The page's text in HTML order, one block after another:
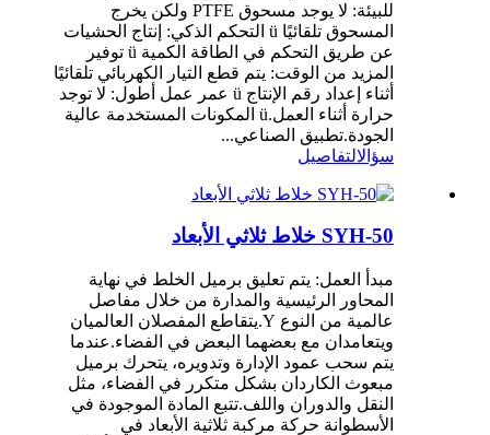
للبيئة: لا يوجد مسحوق PTFE ولكن يخرج
المسحوق تلقائيًا ü التحكم الذكي: إنتاج الحشيات
عن طريق التحكم في الطاقة الكمية ü توفير
المزيد من الوقت: يتم قطع التيار الكهربائي تلقائيًا
أثناء إعداد رقم الإنتاج ü عمر عمل أطول: لا توجد
حرارة أثناء العمل.ü المكونات المستخدمة عالية
الجودة.تطبيق الصناعي...
سؤالالتفاصيل
SYH-50 خلاط ثلاثي الأبعاد
مبدأ العمل: يتم تعليق برميل الخلط في نهاية
المحاور الرئيسية والمدارة من خلال مفاصل
عالمية من النوع Y.يتقاطع المفصلان العالميان
ويتعامدان مع بعضهما البعض في الفضاء.عندما
يتم سحب عمود الإدارة وتدويره، يتحرك برميل
مبعوث الكاردان بشكل متكرر في الفضاء، مثل
النقل والدوران واللف.تتبع المادة الموجودة في
الأسطوانة حركة مركبة ثلاثية الأبعاد في